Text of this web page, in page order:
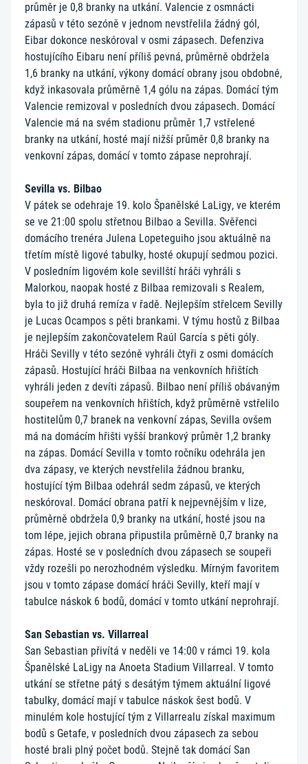
průměr je 0,8 branky na utkání. Valencie z osmnácti
zápasů v této sezóně v jednom nevstřelila žádný gól,
Eibar dokonce neskóroval v osmi zápasech. Defenziva
hostujícího Eibaru není příliš pevná, průměrně obdržela
1,6 branky na utkání, výkony domácí obrany jsou obdobné,
když inkasovala průměrně 1,4 gólu na zápas. Domácí tým
Valencie remizoval v posledních dvou zápasech. Domácí
Valencie má na svém stadionu průměr 1,7 vstřelené
branky na utkání, hosté mají nižší průměr 0,8 branky na
venkovní zápas, domácí v tomto zápase neprohrají.
Sevilla vs. Bilbao
V pátek se odehraje 19. kolo Španělské LaLigy, ve kterém
se ve 21:00 spolu střetnou Bilbao a Sevilla. Svěřenci
domácího trenéra Julena Lopeteguiho jsou aktuálně na
třetím místě ligové tabulky, hosté okupují sedmou pozici.
V posledním ligovém kole sevillští hráči vyhráli s
Malorkou, naopak hosté z Bilbaa remizovali s Realem,
byla to již druhá remíza v řadě. Nejlepším střelcem Sevilly
je Lucas Ocampos s pěti brankami. V týmu hostů z Bilbaa
je nejlepším zakončovatelem Raúl García s pěti góly.
Hráči Sevilly v této sezóně vyhráli čtyři z osmi domácích
zápasů. Hostující hráči Bilbaa na venkovních hřištích
vyhráli jeden z devíti zápasů. Bilbao není příliš obávaným
soupeřem na venkovních hřištích, když průměrně vstřelilo
hostitelům 0,7 branek na venkovní zápas, Sevilla ovšem
má na domácím hřišti vyšší brankový průměr 1,2 branky
na zápas. Domácí Sevilla v tomto ročníku odehrála jen
dva zápasy, ve kterých nevstřelila žádnou branku,
hostující tým Bilbaa odehrál sedm zápasů, ve kterých
neskóroval. Domácí obrana patří k nejpevnějším v lize,
průměrně obdržela 0,9 branky na utkání, hosté jsou na
tom lépe, jejich obrana připustila průměrně 0,7 branky na
zápas. Hosté se v posledních dvou zápasech se soupeři
vždy rozešli po nerozhodném výsledku. Mírným favoritem
jsou v tomto zápase domácí hráči Sevilly, kteří mají v
tabulce náskok 6 bodů, domácí v tomto utkání neprohrají.
San Sebastian vs. Villarreal
San Sebastian přivítá v neděli ve 14:00 v rámci 19. kola
Španělské LaLigy na Anoeta Stadium Villarreal. V tomto
utkání se střetne pátý s desátým týmem aktuální ligové
tabulky, domácí mají v tabulce náskok šest bodů. V
minulém kole hostující tým z Villarrealu získal maximum
bodů s Getafe, v posledních dvou zápasech za sebou
hosté brali plný počet bodů. Stejně tak domácí San